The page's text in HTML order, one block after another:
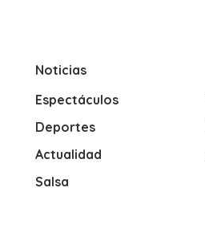
Noticias
Espectáculos
Deportes
Actualidad
Salsa